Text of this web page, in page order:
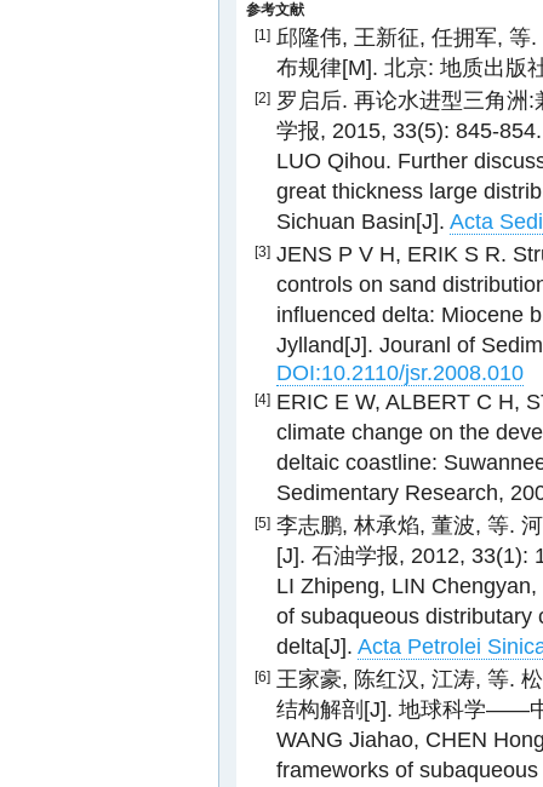
参考文献
[1] 邱隆伟, 王新征, 任拥军, 等
布规律[M]. 北京: 地质出版
[2] 罗启后. 再论水进型三角洲
学报, 2015, 33(5): 845-854.
LUO Qihou. Further
great thickness large
Sichuan Basin[J]. Acta
[3] JENS P V H, ERIK S R.
controls on sand
influenced delta: Miocene
Jylland[J]. Jouranl of
DOI:10.2110/jsr.2008.010
[4] ERIC E W, ALBERT C H,
climate change on the
deltaic coastline:
Sedimentary Research,
[5] 李志鹏, 林承焰, 董波, 等.
[J]. 石油学报, 2012, 33(1):
LI Zhipeng, LIN
of subaqueous distributary
delta[J]. Acta Petrolei
[6] 王家豪, 陈红汉, 江涛, 等.
结构解剖[J]. 地球科学——
WANG Jiahao, CHEN
frameworks of